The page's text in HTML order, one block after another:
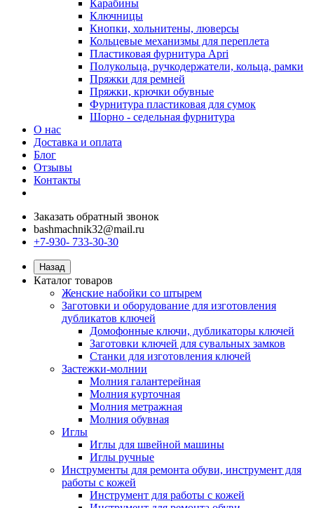
Карабины
Ключницы
Кнопки, хольнитены, люверсы
Кольцевые механизмы для переплета
Пластиковая фурнитура Apri
Полукольца, ручкодержатели, кольца, рамки
Пряжки для ремней
Пряжки, крючки обувные
Фурнитура пластиковая для сумок
Шорно - седельная фурнитура
О нас
Доставка и оплата
Блог
Отзывы
Контакты
Заказать обратный звонок
bashmachnik32@mail.ru
+7-930- 733-30-30
Назад
Каталог товаров
Женские набойки со штырем
Заготовки и оборудование для изготовления
дубликатов ключей
Домофонные ключи, дубликаторы ключей
Заготовки ключей для сувальных замков
Станки для изготовления ключей
Застежки-молнии
Молния галантерейная
Молния курточная
Молния метражная
Молния обувная
Иглы
Иглы для швейной машины
Иглы ручные
Инструменты для ремонта обуви, инструмент для
работы с кожей
Инструмент для работы с кожей